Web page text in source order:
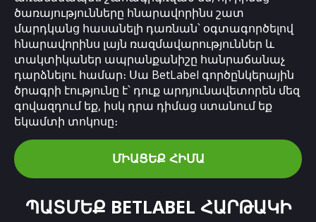
ծառայությունները հնարավորինս շատ
մարդկանց հասանելի դառնան՝ օգտագործելով
հնարավորինս լայն ռազմավարություններ և
տակտիկաներ ապրանքանիշը հանրաճանաչ
դարձնելու համար։ Սա BetLabel գործընկերային
ծրագրի էությունը է՝ դուք արդյունավետորեն մեզ
գովազդում եք, իսկ դրա դիմաց ստանում եք
եկամտի տոկոսը։
ՄԻԱՑԵՔ ՀԻՄԱ
ՊԱՏՄԵՔ BETLABEL ՀԱՐԹԱԿԻ